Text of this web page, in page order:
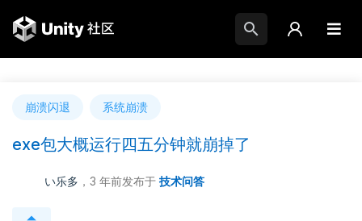
崩溃闪退 系统崩溃
exe包大概运行四五分钟就崩掉了
い乐多 ，3 年前发布于 技术问答